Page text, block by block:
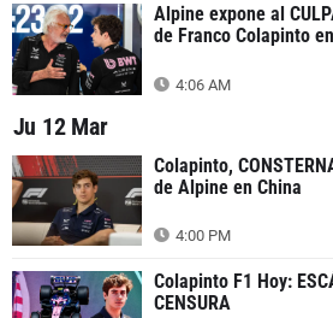
Alpine expone al
de Franco Colapinto
4:06 AM
Ju 12 Mar
Colapinto,
de Alpine en China
4:00 PM
Colapinto F1 Hoy:
CENSURA